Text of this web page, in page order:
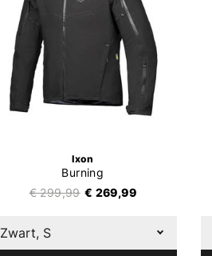
Ixon
Burning
€ 299,99 € 269,99
Zwart, S